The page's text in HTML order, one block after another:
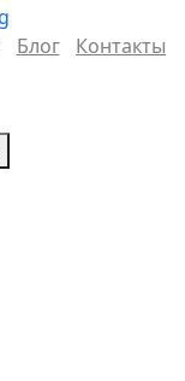
Блог Контакты